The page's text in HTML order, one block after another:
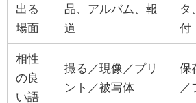
出る
場面
品、アルバム、報
道
タ
付
相性
の良
い語
撮る／現像／プリ
ント／被写体
保